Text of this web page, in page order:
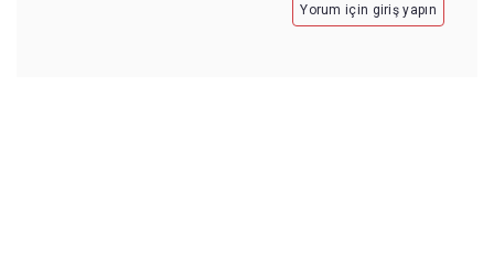
Yorum için giriş yapın